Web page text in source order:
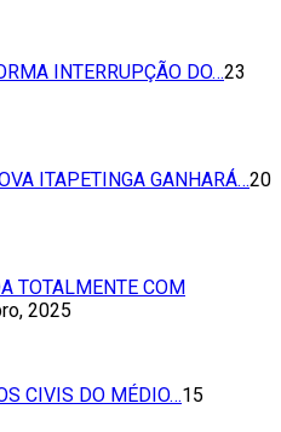
INTERRUPÇÃO DO…23
ITAPETINGA GANHARÁ…20
TOTALMENTE COM
2025
CIVIS DO MÉDIO…15